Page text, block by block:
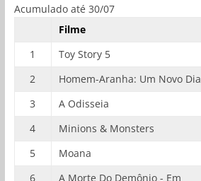
Acumulado até 30/07
Filme
1
Toy Story 5
2
Homem-Aranha: Um Novo Dia
3
A Odisseia
4
Minions & Monsters
5
Moana
6
A Morte Do Demônio - Em